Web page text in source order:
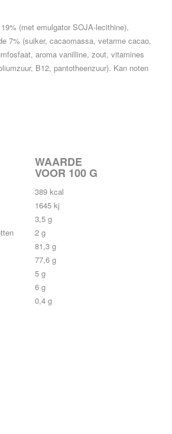
(met emulgator SOJA-lecithine),
7% (suiker, cacaomassa, vetarme cacao,
aroma vanilline, zout, vitamines
B12, pantotheenzuur). Kan noten
WAARDE
VOOR 100 G
389 kcal
1645 kj
3,5 g
2 g
81,3 g
77,6 g
5 g
6 g
0,4 g